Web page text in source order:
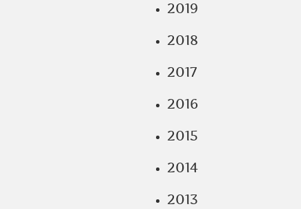
2019
2018
2017
2016
2015
2014
2013